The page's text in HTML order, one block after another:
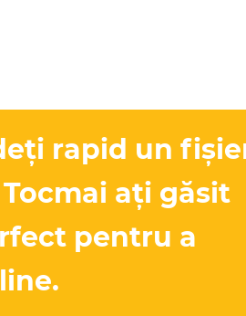
rapid un
ați găsit
pentru a